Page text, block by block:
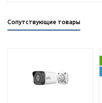
Сопутствующие товары